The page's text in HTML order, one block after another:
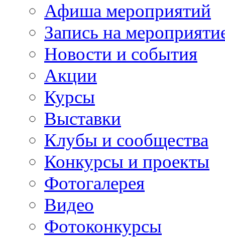
Афиша мероприятий
Запись на
Новости и события
Акции
Курсы
Выставки
Клубы и сообщества
Конкурсы и проекты
Фотогалерея
Видео
Фотоконкурсы